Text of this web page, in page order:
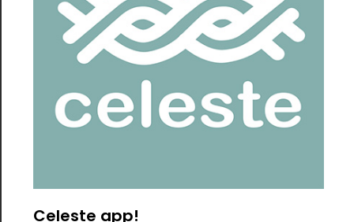
TIENDA/ COLECCIÓN FLORECE / VESTIDO MIMBRE ROJO
COLECCIÓN FLORECE / VESTIDO MIMBRE
$ 111
Diseño:
Celeste app!